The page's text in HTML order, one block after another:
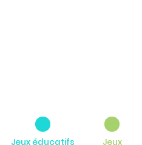
Jeux éducatifs
Jeux